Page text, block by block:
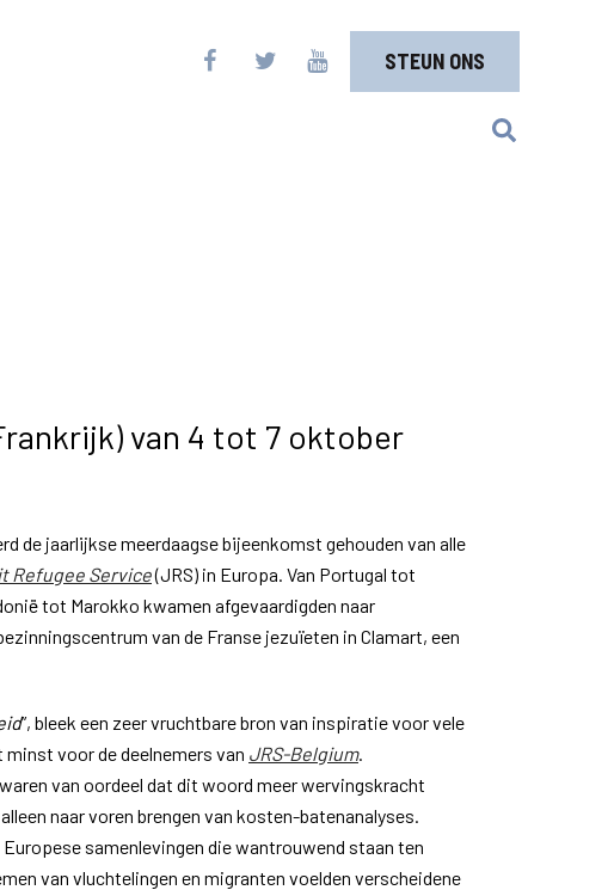
STEUN ONS
van 4 tot 7 oktober
de jaarlijkse meerdaagse bijeenkomst gehouden van alle
Refugee Service(JRS) in Europa. Van Portugal tot
tot Marokko kwamen afgevaardigden naar
van de Franse jezuïeten in Clamart, een
”, bleek een zeer vruchtbare bron van inspiratie voor vele
voor de deelnemers van JRS-Belgium.
van oordeel dat dit woord meer wervingskracht
naar voren brengen van kosten-batenanalyses.
samenlevingen die wantrouwend staan ten
van vluchtelingen en migranten voelden verscheidene